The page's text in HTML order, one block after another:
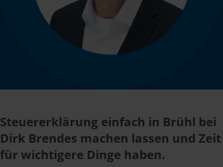
Steuererklärung einfach in Brühl bei
Dirk Brendes machen lassen und Zeit
für wichtigere Dinge haben.